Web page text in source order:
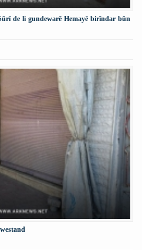
de li gundewarê Hemayê birîndar bûn